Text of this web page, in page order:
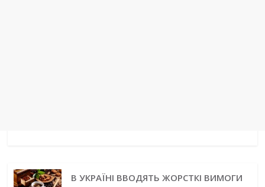
В УКРАЇНІ ВВОДЯТЬ ЖОРСТКІ ВИМОГИ